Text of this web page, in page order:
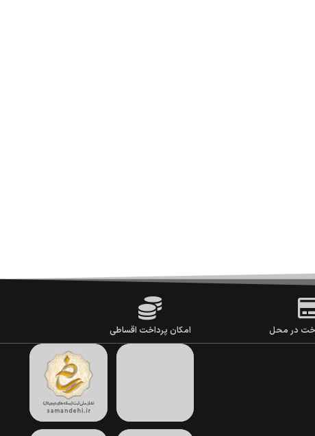
در محل امکان پرداخت اقساطی